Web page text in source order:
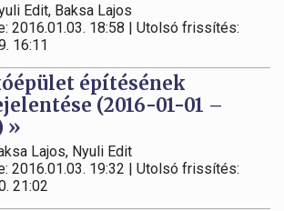
Edit, Baksa Lajos
2016.01.03. 18:58 | Utolsó frissítés:
16:11
építésének
(2016-01-01 –
»
Lajos, Nyuli Edit
2016.01.03. 19:32 | Utolsó frissítés:
21:02